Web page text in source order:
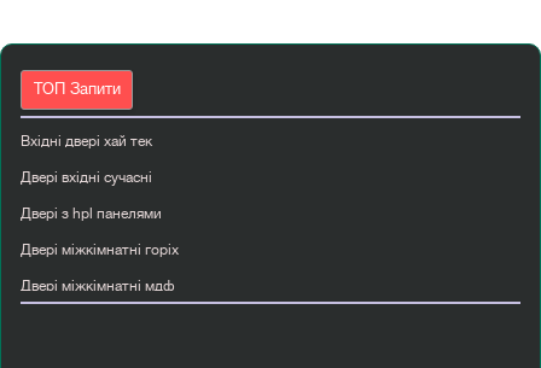
ТОП Запити
Вхідні двері хай тек
Двері вхідні сучасні
Двері з hpl панелями
Двері міжкімнатні горіх
Двері міжкімнатні мдф